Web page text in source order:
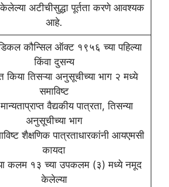
अटीचीसुद्धा पूर्तता करणे आवश्यक
आहे.
कौन्सिल ऑक्ट १९५६ च्या पहिल्या
किंवा दुसन्य
तिसऱ्या अनुसूचीच्या भाग २ मध्ये
समाविष्ट
वैद्यकीय पात्रता, तिसन्या
अनुसूचीच्या भाग
शैक्षणिक पात्रताधारकांनी आयएमसी
कायदा
कलम १३ च्या उपकलम (३) मध्ये नमूद
केलेल्या